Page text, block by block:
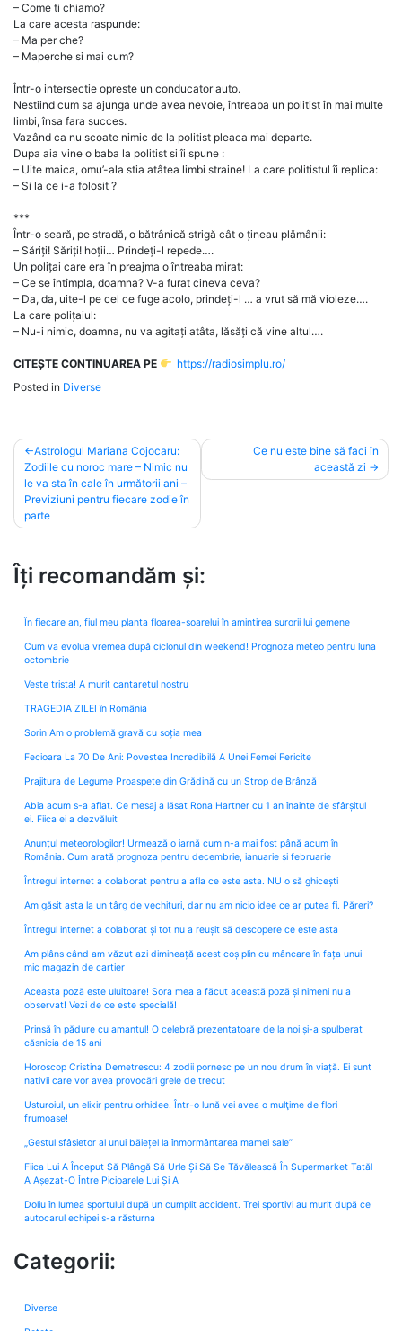
– Come ti chiamo?
La care acesta raspunde:
– Ma per che?
– Maperche si mai cum?
Într-o intersectie opreste un conducator auto.
Nestiind cum sa ajunga unde avea nevoie, întreaba un politist în mai multe
limbi, însa fara succes.
Vazând ca nu scoate nimic de la politist pleaca mai departe.
Dupa aia vine o baba la politist si îi spune :
– Uite maica, omu’-ala stia atâtea limbi straine! La care politistul îi replica:
– Si la ce i-a folosit ?
***
Într-o seară, pe stradă, o bătrânică strigă cât o țineau plămânii:
– Săriți! Săriți! hoții… Prindeți-l repede….
Un polițai care era în preajma o întreaba mirat:
– Ce se întîmpla, doamna? V-a furat cineva ceva?
– Da, da, uite-l pe cel ce fuge acolo, prindeți-l … a vrut să mă violeze….
La care polițaiul:
– Nu-i nimic, doamna, nu va agitați atâta, lăsăți că vine altul….
CITEȘTE CONTINUAREA PE
https://radiosimplu.ro/
Posted in Diverse
Post
navigation
Astrologul Mariana Cojocaru:
Zodiile cu noroc mare – Nimic nu
le va sta în cale în următorii ani –
Previziuni pentru fiecare zodie în
parte
Ce nu este bine să faci în
această zi
Îți recomandăm și:
În fiecare an, fiul meu planta floarea-soarelui în amintirea surorii lui gemene
Cum va evolua vremea după ciclonul din weekend! Prognoza meteo pentru luna
octombrie
Veste trista! A murit cantaretul nostru
TRAGEDIA ZILEI în România
Sorin Am o problemă gravă cu soția mea
Fecioara La 70 De Ani: Povestea Incredibilă A Unei Femei Fericite
Prajitura de Legume Proaspete din Grădină cu un Strop de Brânză
Abia acum s-a aflat. Ce mesaj a lăsat Rona Hartner cu 1 an înainte de sfârșitul
ei. Fiica ei a dezvăluit
Anunțul meteorologilor! Urmează o iarnă cum n-a mai fost până acum în
România. Cum arată prognoza pentru decembrie, ianuarie și februarie
Întregul internet a colaborat pentru a afla ce este asta. NU o să ghicești
Am găsit asta la un târg de vechituri, dar nu am nicio idee ce ar putea fi. Păreri?
Întregul internet a colaborat și tot nu a reușit să descopere ce este asta
Am plâns când am văzut azi dimineață acest coș plin cu mâncare în fața unui
mic magazin de cartier
Aceasta poză este uluitoare! Sora mea a făcut această poză și nimeni nu a
observat! Vezi de ce este specială!
Prinsă în pădure cu amantul! O celebră prezentatoare de la noi și-a spulberat
căsnicia de 15 ani
Horoscop Cristina Demetrescu: 4 zodii pornesc pe un nou drum în viață. Ei sunt
nativii care vor avea provocări grele de trecut
Usturoiul, un elixir pentru orhidee. Într-o lună vei avea o mulţime de flori
frumoase!
„Gestul sfâșietor al unui băiețel la înmormântarea mamei sale”
Fiica Lui A Început Să Plângă Să Urle Și Să Se Tăvălească În Supermarket Tatăl
A Așezat-O Între Picioarele Lui Și A
Doliu în lumea sportului după un cumplit accident. Trei sportivi au murit după ce
autocarul echipei s-a răsturna
Categorii:
Diverse